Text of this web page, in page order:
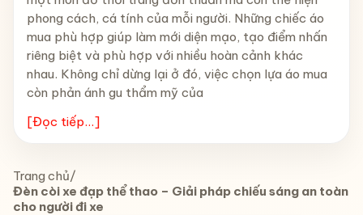
phong cách, cá tính của mỗi người. Những chiếc áo
mua phù hợp giúp làm mới diện mạo, tạo điểm nhấn
riêng biệt và phù hợp với nhiều hoàn cảnh khác
nhau. Không chỉ dừng lại ở đó, việc chọn lựa áo mua
còn phản ánh gu thẩm mỹ của
[Đọc tiếp...]
Trang chủ/
Đèn còi xe đạp thể thao – Giải pháp chiếu sáng an toàn
cho người đi xe